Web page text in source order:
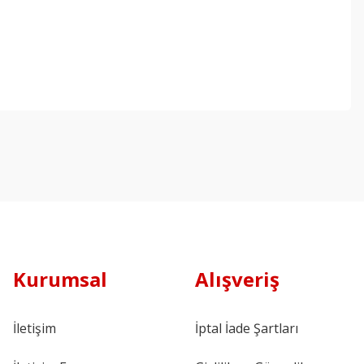
Kurumsal
İletişim
Alışveriş
İptal İade Şartları